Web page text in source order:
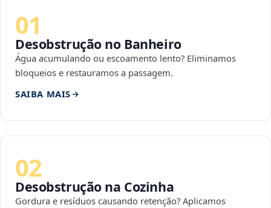
01
Desobstrução no Banheiro
Água acumulando ou escoamento lento? Eliminamos
bloqueios e restauramos a passagem.
SAIBA MAIS
02
Desobstrução na Cozinha
Gordura e resíduos causando retenção? Aplicamos